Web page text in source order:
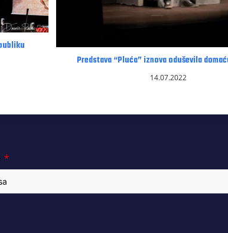
Predstava “Pluća” iznova oduševila
14.07.2022